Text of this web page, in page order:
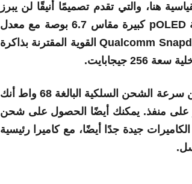
هنا، والتي تقدم تصميمًا أنيقًا لن يبرز
كثيرًا في حشد من الناس. ومع ذلك، ستحصل على شاشة pOLED كبيرة مقاس 6.7 بوصة مع معدل
تحديث يبلغ 120 هرتز، إلى جانب شريحة Qualcomm Snapdragon 6 Gen 3 القوية المقترنة بذاكرة
عمر البطارية رائع، ويستمر بسهولة لمدة يوم كامل، وتضمن سرعة الشحن السلكية البالغة 68 واط أنك
على منفذ. يمكنك أيضًا الحصول على شحن
الكاميرات جيدة جدًا أيضًا، مع كاميرا رئيسية